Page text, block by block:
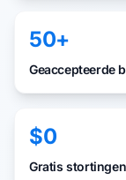
50+
Geaccepteerde
$0
Gratis